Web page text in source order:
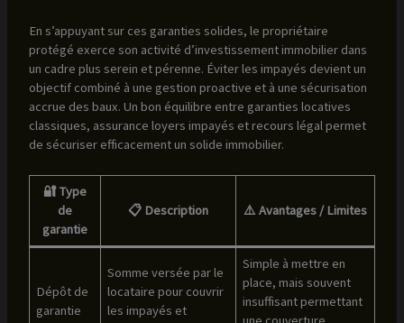
En s’appuyant sur ces garanties solides, le propriétaire
protégé exerce son activité d’investissement immobilier dans
un cadre plus serein et pérenne. Éviter les impayés devient un
objectif combiné à une gestion proactive et à une sécurisation
accrue des baux. Un bon équilibre entre garanties locatives
classiques, assurance loyers impayés et recours légal permet
de sécuriser efficacement un solide immobilier.
🔐 Type
de
garantie
📋 Description ⚠️ Avantages / Limites
Dépôt de
garantie
Somme versée par le
locataire pour couvrir
les impayés et
Simple à mettre en
place, mais souvent
insuffisant permettant